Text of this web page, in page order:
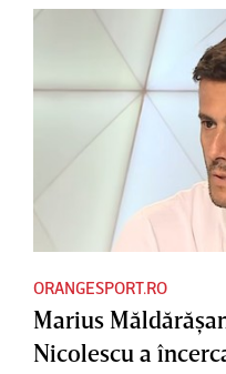
ORANGESPORT.RO
Marius
Nicolescu a